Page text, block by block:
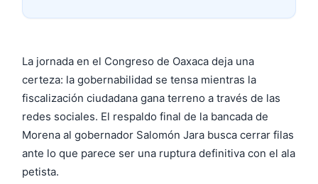
La jornada en el Congreso de Oaxaca deja una
certeza: la gobernabilidad se tensa mientras la
fiscalización ciudadana gana terreno a través de las
redes sociales. El respaldo final de la bancada de
Morena al gobernador Salomón Jara busca cerrar filas
ante lo que parece ser una ruptura definitiva con el ala
petista.